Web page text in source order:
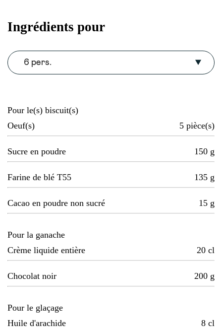
Ingrédients pour
6 pers.
Pour le(s) biscuit(s)
Oeuf(s)
5 pièce(s)
Sucre en poudre 150 g
Farine de blé T55 135 g
Cacao en poudre non sucré 15 g
Pour la ganache
Crème liquide entière
20 cl
Chocolat noir 200 g
Pour le glaçage
Huile d'arachide
8 cl